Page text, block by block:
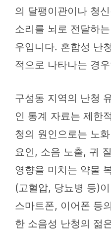
의 달팽이관이나 청
소리를 뇌로 전달하
우입니다. 혼합성 난
적으로 나타나는 경
구성동 지역의 난청
인 통계 자료는 제한
청의 원인으로는 노
요인, 소음 노출, 귀
영향을 미치는 약물
(고혈압, 당뇨병 등)
스마트폰, 이어폰 등
한 소음성 난청의 젊